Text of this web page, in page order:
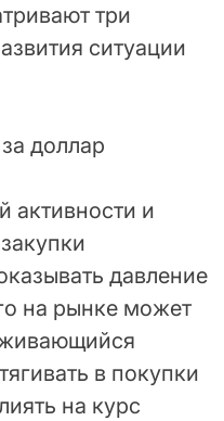
три
ситуации
доллар
активности и
давление
на рынке может
в покупки
на курс